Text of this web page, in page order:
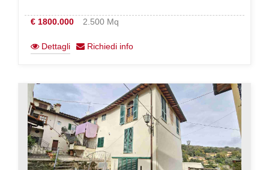
€ 1800.000 2.500 Mq
Dettagli Richiedi info